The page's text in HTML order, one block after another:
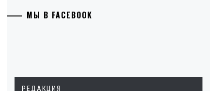
МЫ В FACEBOOK
РЕДАКЦИЯ